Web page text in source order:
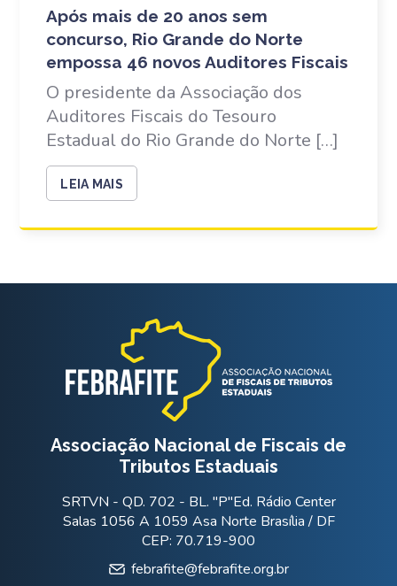
Após mais de 20 anos sem
concurso, Rio Grande do Norte
empossa 46 novos Auditores Fiscais
O presidente da Associação dos
Auditores Fiscais do Tesouro
Estadual do Rio Grande do Norte […]
LEIA MAIS
Associação Nacional de Fiscais de
Tributos Estaduais
SRTVN - QD. 702 - BL. "P"Ed. Rádio Center
Salas 1056 A 1059 Asa Norte Brasília / DF
CEP: 70.719-900
febrafite@febrafite.org.br